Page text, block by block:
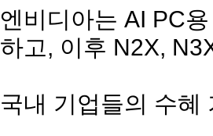
엔비디아는 AI PC
하고, 이후 N2X,
국내 기업들의 수혜